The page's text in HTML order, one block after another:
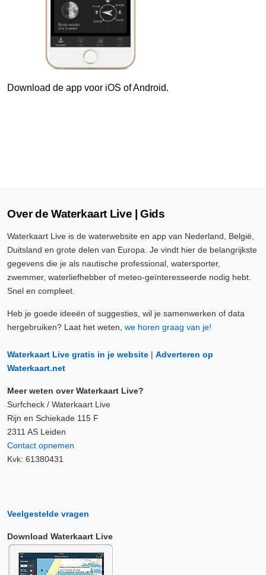
9 Aug, 17:20 uur
Verschil t.o.v. NAP: 629 cm
9 Aug, 17:30 uur
Verschil t.o.v. NAP: 629 cm
9 Aug, 17:40 uur
Verschil t.o.v. NAP: 629 cm
9 Aug, 18:20 uur
Verschil t.o.v. NAP: 629 cm
9 Aug, 18:30 uur
Verschil t.o.v. NAP: 629 cm
9 Aug, 18:40 uur
Verschil t.o.v. NAP: 629 cm
9 Aug, 18:50 uur
Verschil t.o.v. NAP: 629 cm
9 Aug, 19:00 uur
Verschil t.o.v. NAP: 629 cm
9 Aug, 19:20 uur
Verschil t.o.v. NAP: 629 cm
Download de app voor iOS of Android.
Over de Waterkaart Live | Gids
Waterkaart Live is de waterwebsite en app van Nederland, België,
Duitsland en grote delen van Europa. Je vindt hier de belangrijkste
gegevens die je als nautische professional, watersporter,
zwemmer, waterliefhebber of meteo-geïnteresseerde nodig hebt.
Snel en compleet.
Heb je goede ideeën of suggesties, wil je samenwerken of data
hergebruiken? Laat het weten, we horen graag van je!
Waterkaart Live gratis in je website | Adverteren op
Waterkaart.net
Meer weten over Waterkaart Live?
Surfcheck / Waterkaart Live
Rijn en Schiekade 115 F
2311 AS Leiden
Contact opnemen
Kvk: 61380431
Veelgestelde vragen
Download Waterkaart Live